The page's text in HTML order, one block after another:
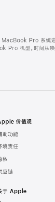
Pro 系统进
机型。时间从唤
价值观
助功能
境责任
私
应链
于 Apple